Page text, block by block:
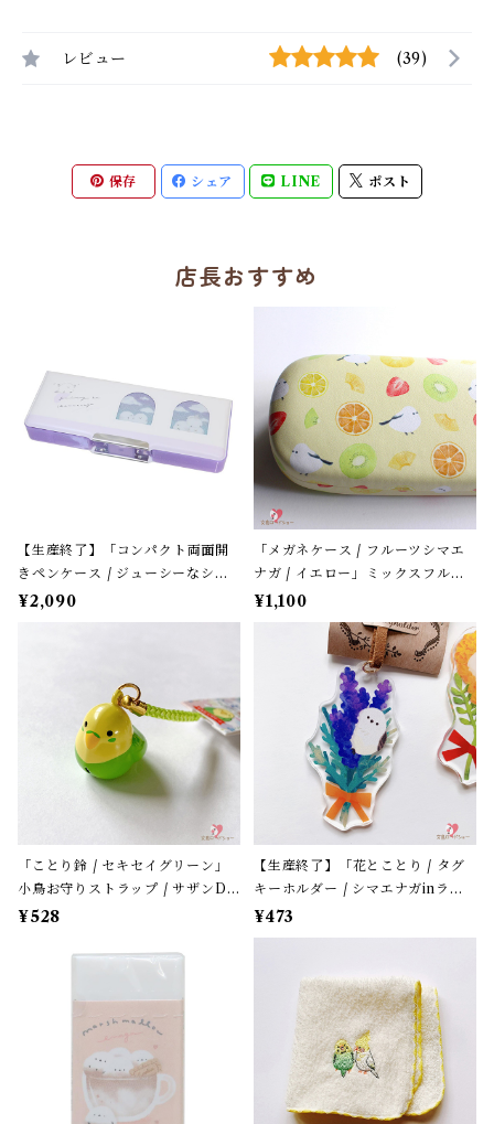
レビュー (39)
保存 シェア LINE ポスト
店長おすすめ
【生産終了】「コンパクト両面開
きペンケース / ジューシーなシマ
エナガ」窓から覗くシマエナガた
ち / カミオジャパン＊パープル
¥2,090
「メガネケース / フルーツシマエ
ナガ / イエロー」ミックスフルー
ツ柄 / フレンズヒル＊パステルイ
¥1,100
「ことり鈴 / セキセイグリーン」
小鳥お守りストラップ / サザンDS
クリエイト / 黄緑色のセキセイイ
月グッズ＊1個【大人気!】
¥528
【生産終了】「花とことり / タグ
キーホルダー / シマエナガinラベ
ンダー」花言葉と小鳥のアクリル
キーホルダー・バッグチャーム /
在庫限り】
¥473